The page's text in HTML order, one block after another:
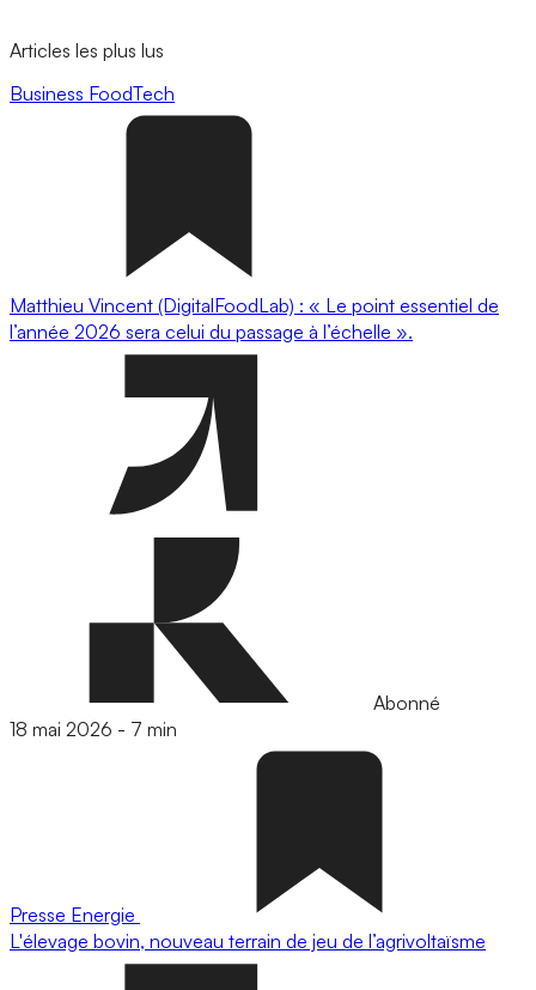
Articles les plus lus
Business FoodTech
Matthieu Vincent (DigitalFoodLab) : « Le point essentiel de
l’année 2026 sera celui du passage à l’échelle ».
Abonné
18 mai 2026 - 7 min
Presse Energie
L'élevage bovin, nouveau terrain de jeu de l’agrivoltaïsme